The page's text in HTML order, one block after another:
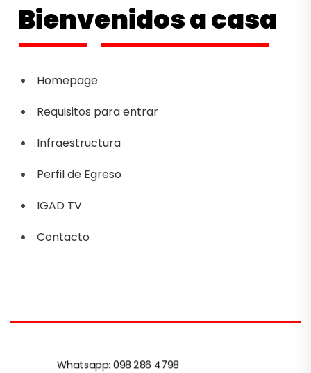
Bienvenidos a casa
Homepage
Requisitos para entrar
Infraestructura
Perfil de Egreso
IGAD TV
Contacto
Whatsapp: 098 286 4798